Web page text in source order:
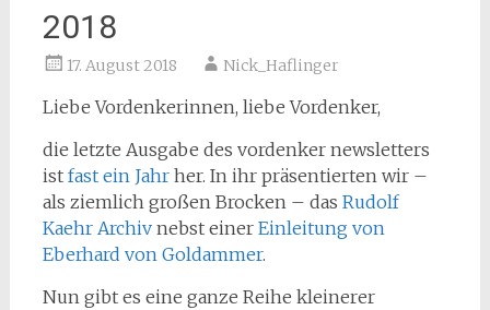
2018
17. August 2018 Nick_Haflinger
Liebe Vordenkerinnen, liebe Vordenker,
die letzte Ausgabe des vordenker newsletters
ist fast ein Jahrher. In ihr präsentierten wir –
als ziemlich großen Brocken – das Rudolf
Kaehr Archivnebst einer Einleitung von
Eberhard von Goldammer.
Nun gibt es eine ganze Reihe kleinerer